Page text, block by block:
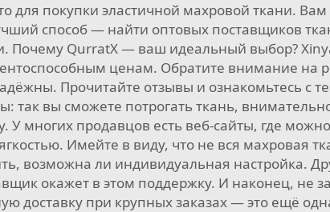
покупки эластичной махровой ткани. Вам
способ — найти оптовых поставщиков
Почему QurratX — ваш идеальный выбор?
ценам. Обратите внимание
Прочитайте отзывы и ознакомьтесь с
так вы сможете потрогать ткань,
многих продавцов есть веб-сайты, где
Имейте в виду, что не вся махровая
возможна ли индивидуальная настройка.
окажет в этом поддержку. И наконец, не
доставку при крупных заказах — это ещё